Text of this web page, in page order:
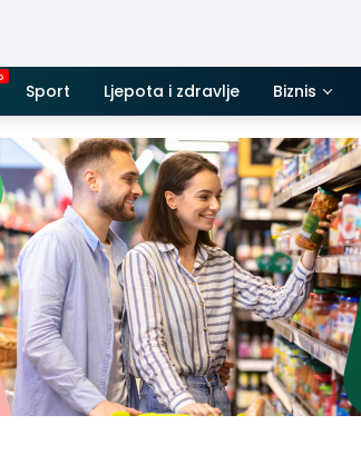
Sport Ljepota i zdravlje Biznis